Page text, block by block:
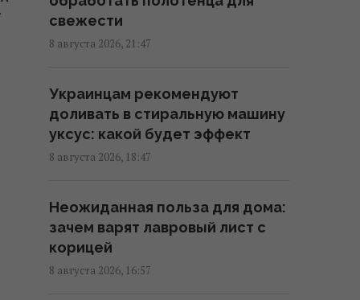
Как отучить кота запрыгивать
на стол: владельцы поделились
Новый фильм Marvel бьет
рекорд за рекордом - он уже
Пенсионер сменил Майорку на
Таиланд и теперь называет
свежести
8 августа 2026, 21:47
Украинцам рекомендуют
доливать в стиральную машину
уксус: какой будет эффект
8 августа 2026, 18:47
Неожиданная польза для дома:
зачем варят лавровый лист с
корицей
8 августа 2026, 16:57